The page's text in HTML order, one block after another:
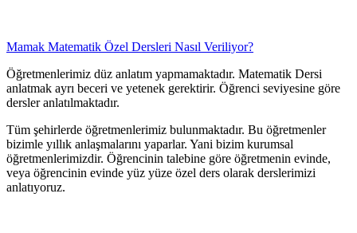
Mamak Matematik Özel Dersleri Nasıl Veriliyor?
Öğretmenlerimiz düz anlatım yapmamaktadır. Matematik Dersi
anlatmak ayrı beceri ve yetenek gerektirir. Öğrenci seviyesine göre
dersler anlatılmaktadır.
Tüm şehirlerde öğretmenlerimiz bulunmaktadır. Bu öğretmenler
bizimle yıllık anlaşmalarını yaparlar. Yani bizim kurumsal
öğretmenlerimizdir. Öğrencinin talebine göre öğretmenin evinde,
veya öğrencinin evinde yüz yüze özel ders olarak derslerimizi
anlatıyoruz.